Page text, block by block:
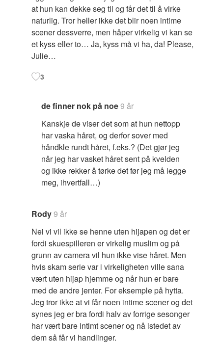
at hun kan dekke seg til og får det til å virke
naturlig. Tror heller ikke det blir noen intime
scener dessverre, men håper virkelig vi kan se
et kyss eller to… Ja, kyss må vi ha, da! Please,
Julie…
3
de finner nok på noe9 år
Kanskje de viser det som at hun nettopp
har vaska håret, og derfor sover med
håndkle rundt håret, f.eks.? (Det gjør jeg
når jeg har vasket håret sent på kvelden
og ikke rekker å tørke det før jeg må legge
meg, ihvertfall…)
Rody9 år
Nei vi vil ikke se henne uten hijapen og det er
fordi skuespilleren er virkelig muslim og på
grunn av camera vil hun ikke vise håret. Men
hvis skam serie var i virkeligheten ville sana
vært uten hijap hjemme og når hun er bare
med de andre jenter. For eksemple på hytta.
Jeg tror ikke at vi får noen intime scener og det
synes jeg er bra fordi halv av forrige sesonger
har vært bare intimt scener og nå istedet av
dem så får vi handlinger.